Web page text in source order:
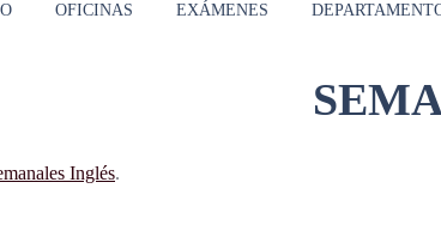
OFICINAS EXÁMENES
Inglés.